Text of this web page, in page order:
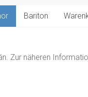
Bariton
Zur näheren